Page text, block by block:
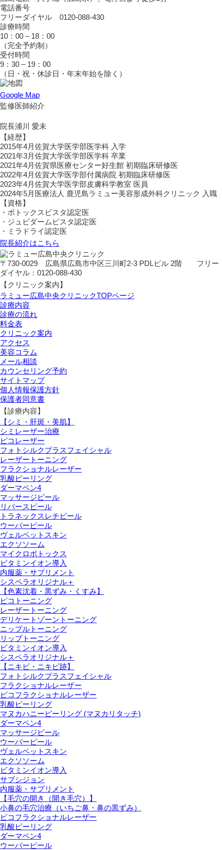
電話番号
フリーダイヤル 0120-088-430
診療時間
10：00 – 18：00
（完全予約制）
受付時間
9：30 – 19：00
（日・祝・休診日・年末年始を除く）
Google Map
監修医師紹介
院長浦川 愛未
【経歴】
2015年4月佐賀大学医学部医学科 入学
2021年3月佐賀大学医学部医学科 卒業
2021年4月佐賀県医療センター好生館 初期臨床研修医
2022年4月佐賀大学医学部付属病院 初期臨床研修医
2023年4月佐賀大学医学部皮膚科学教室 医員
2024年5月 医療法人 鹿児島ラミュー美容形成外科クリニック 入職
【資格】
・ボトックスビスタ認定医
・ジュビダームビスタ認定医
・ミラドライ認定医
院長紹介はこちら
〒730-0029 広島県広島市中区三川町2-3 PDLビル 2階 フリー
ダイヤル：0120-088-430
【クリニック案内】
ラミュー広島中央クリニックTOPページ
診療内容
診療の流れ
料金表
クリニック案内
アクセス
美容コラム
メール相談
カウンセリング予約
サイトマップ
個人情報保護方針
保護者同意書
【診療内容】
【シミ・肝斑・美肌】
シミレーザー治療
ピコレーザー
フォトシルクプラスフェイシャル
レーザートーニング
フラクショナルレーザー
乳酸ピーリング
ダーマペン4
マッサージピール
リバースピール
トラネックスレチピール
ウーバーピール
ヴェルベットスキン
エクソソーム
マイクロボトックス
ビタミンイオン導入
内服薬・サプリメント
シスペラオリジナル＋
【色素沈着・黒ずみ・くすみ】
ピコトーニング
レーザートーニング
デリケートゾーントーニング
ニップルトーニング
リップトーニング
ビタミンイオン導入
シスペラオリジナル＋
【ニキビ・ニキビ跡】
フォトシルクプラスフェイシャル
フラクショナルレーザー
ピコフラクショナルレーザー
乳酸ピーリング
マヌカハニーピーリング (マヌカリタッチ)
ダーマペン4
マッサージピール
ウーバーピール
ヴェルベットスキン
エクソソーム
ビタミンイオン導入
サブシジョン
内服薬・サプリメント
【毛穴の開き（開き毛穴）】
小鼻の毛穴治療（いちご鼻・鼻の黒ずみ）
ピコフラクショナルレーザー
乳酸ピーリング
ダーマペン4
ウーバーピール